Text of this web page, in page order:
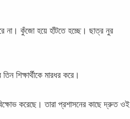
না। কুঁজো হয়ে হাঁটতে হচ্ছে। ছাত্র নুর
শিক্ষার্থীকে মারধর করে।
বিক্ষোভ করেছে। তারা প্রশাসনের কাছে দ্রুত ওই